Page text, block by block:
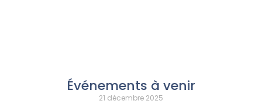
Événements à venir
21 décembre 2025